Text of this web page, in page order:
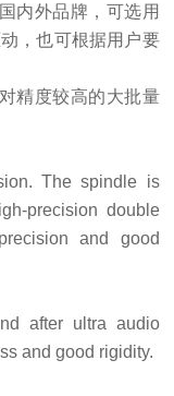
内外品牌，可选用
，也可根据用户要
精度较高的大批量
The spindle is
precision double
and good
after ultra audio
and good rigidity.